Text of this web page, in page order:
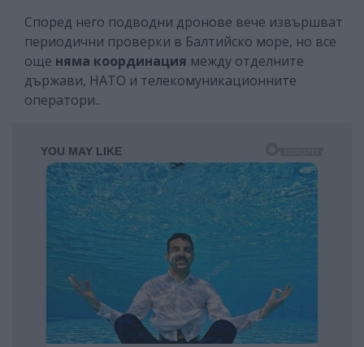
Според него подводни дронове вече извършват
периодични проверки в Балтийско море, но все
още няма координация между отделните
държави, НАТО и телекомуникационните
оператори..